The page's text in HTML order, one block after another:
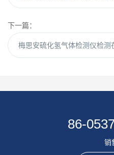
下一篇：
86-
销